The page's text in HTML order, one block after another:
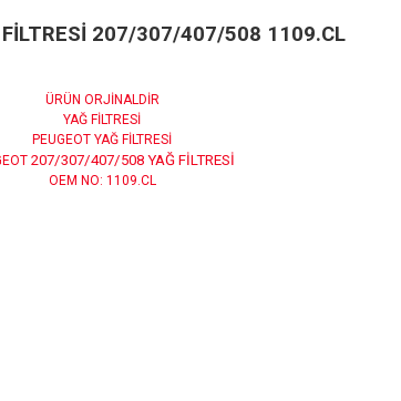
FİLTRESİ 207/307/407/508 1109.CL
ÜRÜN ORJİNALDİR
YAĞ FİLTRESİ
PEUGEOT YAĞ FİLTRESİ
207/307/407/508 YAĞ FİLTRESİ
OEM NO: 1109.CL